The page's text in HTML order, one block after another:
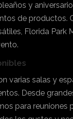
y
de productos.
Florida Park
varias salas y
Desde
para reuniones